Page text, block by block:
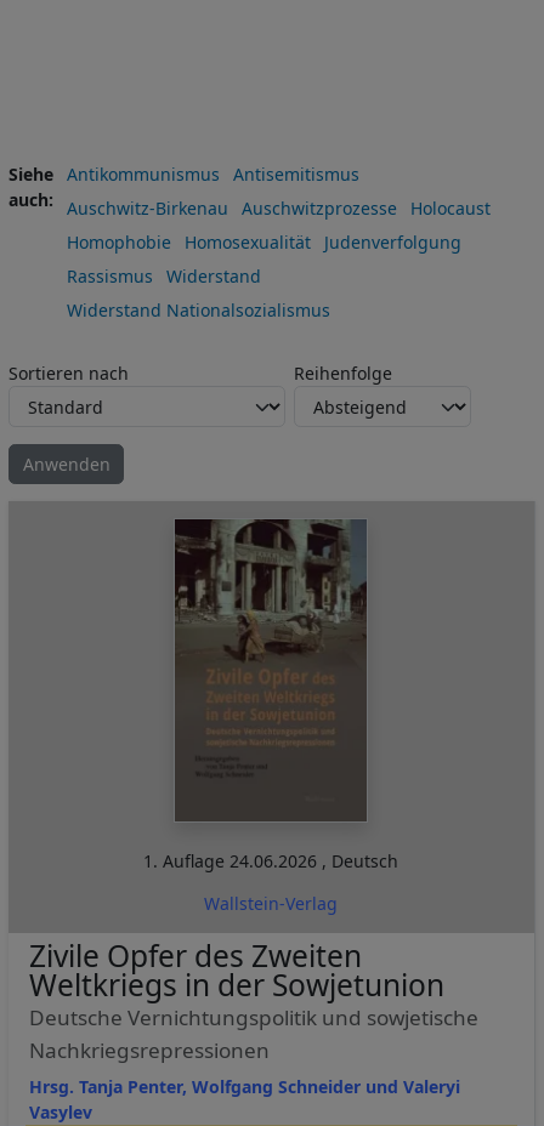
Siehe
auch
Antikommunismus
Antisemitismus
Auschwitz-Birkenau
Auschwitzprozesse
Holocaust
Homophobie
Homosexualität
Judenverfolgung
Rassismus
Widerstand
Widerstand Nationalsozialismus
Sortieren nach Reihenfolge
1. Auflage24.06.2026 , Deutsch
Wallstein-Verlag
Hrsg. Tanja Penter, Wolfgang Schneider und Valeryi
Vasylev
Zivile Opfer des Zweiten
Weltkriegs in der Sowjetunion
Deutsche Vernichtungspolitik und sowjetische
Nachkriegsrepressionen